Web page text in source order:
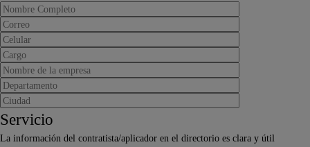
Servicio
La información del contratista/aplicador en el directorio es clara y útil